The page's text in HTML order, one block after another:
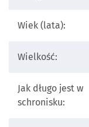
Wiek (lata):
Wielkość:
Jak długo jest w
schronisku: